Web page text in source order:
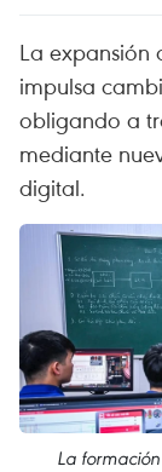
La expansión
impulsa
obligando a
mediante
digital.
La